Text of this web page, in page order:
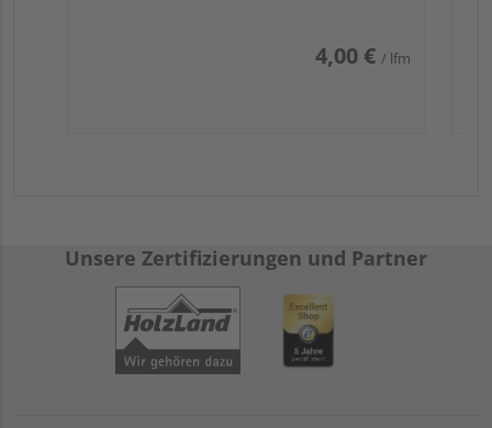
4,00 € / lfm
Unsere Zertifizierungen und Partner